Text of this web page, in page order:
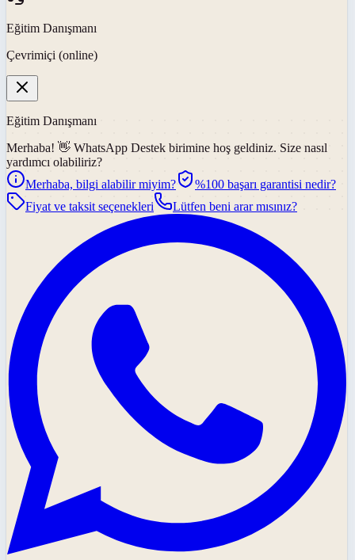
Eğitim Danışmanı
Çevrimiçi (online)
Eğitim Danışmanı
Merhaba! 👋 WhatsApp Destek birimine hoş geldiniz. Size nasıl
yardımcı olabiliriz?
Merhaba, bilgi alabilir miyim?
%100 başarı garantisi nedir?
Fiyat ve taksit seçenekleri
Lütfen beni arar mısınız?